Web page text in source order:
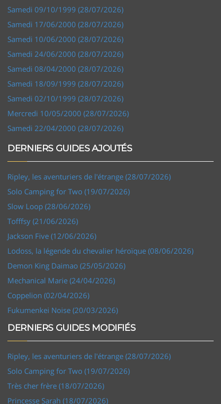
Samedi 09/10/1999 (28/07/2026)
Samedi 17/06/2000 (28/07/2026)
Samedi 10/06/2000 (28/07/2026)
Samedi 24/06/2000 (28/07/2026)
Samedi 08/04/2000 (28/07/2026)
Samedi 18/09/1999 (28/07/2026)
Samedi 02/10/1999 (28/07/2026)
Mercredi 10/05/2000 (28/07/2026)
Samedi 22/04/2000 (28/07/2026)
DERNIERS GUIDES AJOUTÉS
Ripley, les aventuriers de l'étrange (28/07/2026)
Solo Camping for Two (19/07/2026)
Slow Loop (28/06/2026)
Tofffsy (21/06/2026)
Jackson Five (12/06/2026)
Lodoss, la légende du chevalier héroïque (08/06/2026)
Demon King Daimao (25/05/2026)
Mechanical Marie (24/04/2026)
Coppelion (02/04/2026)
Fukumenkei Noise (20/03/2026)
DERNIERS GUIDES MODIFIÉS
Ripley, les aventuriers de l'étrange (28/07/2026)
Solo Camping for Two (19/07/2026)
Très cher frère (18/07/2026)
Princesse Sarah (18/07/2026)